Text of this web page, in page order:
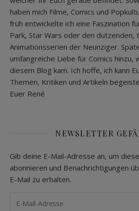
haben mich Filme, Comics und
früh entwickelte ich eine Faszination
Park, Star Wars oder den dutzenden,
Animationsserien der Neunziger.
umfangreiche Liebe für Comics hinzu,
diesem Blog kam. Ich hoffe, ich kann
Themen, Kritiken und Artikeln
Euer René
NEWSLETTER
Gib deine E-Mail-Adresse an, um
abonnieren und Benachrichtigungen
E-Mail zu erhalten.